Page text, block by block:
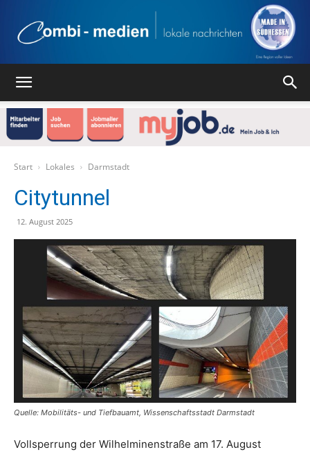
Start Lokales Darmstadt
Citytunnel
12. August 2025
Quelle: Mobilitäts- und Tiefbauamt, Wissenschaftsstadt Darmstadt
Vollsperrung der Wilhelminenstraße am 17. August